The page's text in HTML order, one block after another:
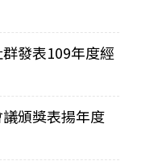
發表109年度經
頒獎表揚年度